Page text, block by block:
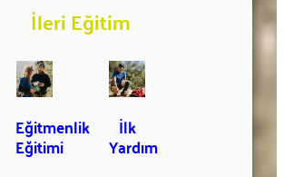
İleri Eğitim
Eğitmenlik
Eğitimi
İlk
Yardım